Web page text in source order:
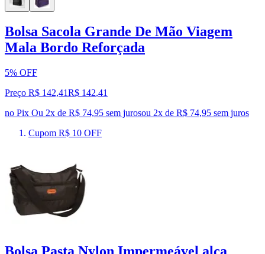
Bolsa Sacola Grande De Mão Viagem
Mala Bordo Reforçada
5% OFF
Preço R$ 142,41R$ 142,41
no Pix Ou 2x de R$ 74,95 sem jurosou 2x de R$ 74,95 sem juros
Cupom R$ 10 OFF